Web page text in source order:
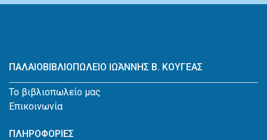
ΠΑΛΑΙΟΒΙΒΛΙΟΠΩΛΕΙΟ ΙΩΆΝΝΗΣ Β. ΚΟΥΓΕΑΣ
Το βιβλιοπωλείο μας
Επικοινωνία
ΠΛΗΡΟΦΟΡΙΕΣ